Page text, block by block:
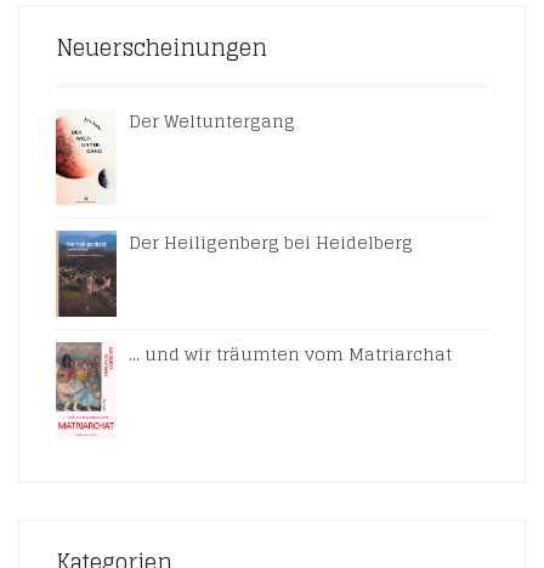
Neuerscheinungen
Der Weltuntergang
Der Heiligenberg bei Heidelberg
... und wir träumten vom Matriarchat